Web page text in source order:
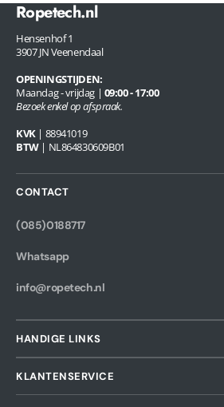
Ropetech.nl
Hensenhof 1
3907 JN Veenendaal
OPENINGSTIJDEN:
Maandag - vrijdag | 09:00 - 17:00
Bezoek enkel op afspraak.
KVK| 88941019
BTW| NL864830609B01
CONTACT
(085)0188717
Whatsapp
info@ropetech.nl
HANDIGE LINKS
KLANTENSERVICE